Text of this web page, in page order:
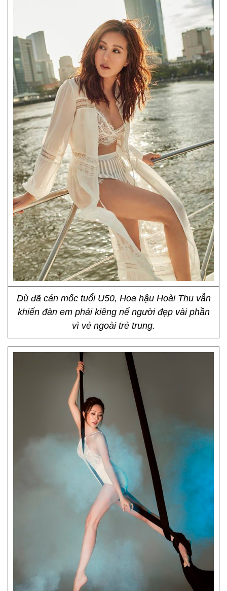
Dù đã cán mốc tuổi U50, Hoa hậu Hoài Thu vẫn
khiến đàn em phải kiêng nể người đẹp vài phần
vì vẻ ngoài trẻ trung.